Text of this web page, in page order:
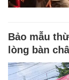
Bảo mẫu
lòng bàn